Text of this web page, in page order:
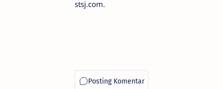
stsj.com.